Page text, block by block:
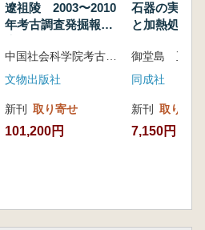
遼祖陵 2003〜2010
年考古調査発掘報
中国社会科学院考古研究所 内蒙古自治区文物考古研究院 編著
文物出版社
新刊 取り寄せ
101,200円
石器の実験
と加熱処理
御堂島 正 著
同成社
新刊 取り寄せ
7,150円